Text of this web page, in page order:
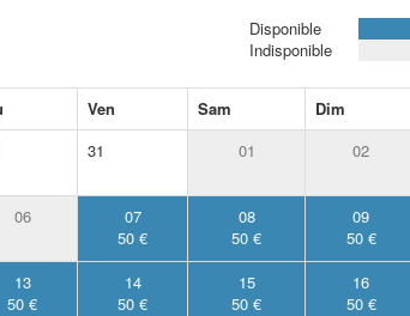
Disponible
Indisponible
Ven Sam
Dim
31 01 02
06
07
50 €
08
50 €
09
50 €
13
50 €
14
50 €
15
50 €
16
50 €